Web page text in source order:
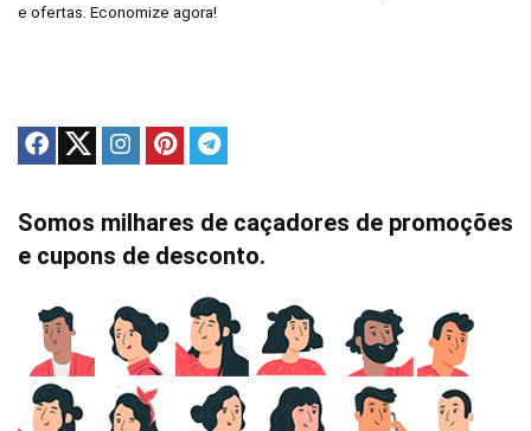
e ofertas. Economize agora!
Somos milhares de caçadores de promoções
e cupons de desconto.